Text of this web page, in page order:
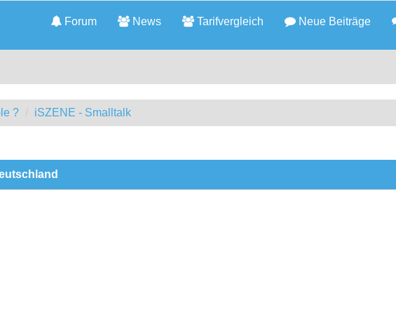
Forum News Tarifvergleich Neue Beiträge
? iSZENE - Smalltalk